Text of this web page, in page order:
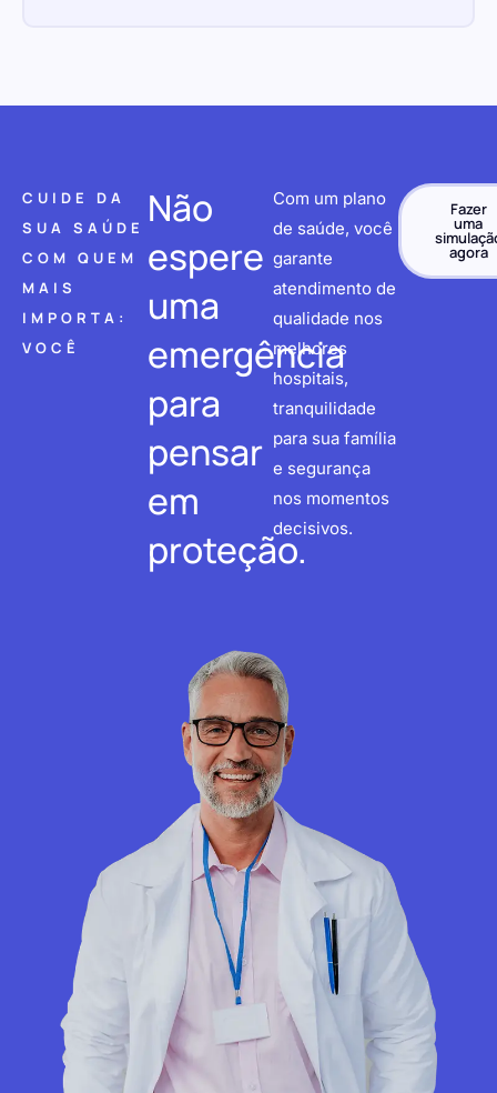
CUIDE DA
SUA SAÚDE
COM QUEM
MAIS
IMPORTA:
VOCÊ
Não
espere
uma
emergência
para
pensar
em
proteção.
Com um plano
de saúde, você
garante
atendimento de
qualidade nos
melhores
hospitais,
tranquilidade
para sua família
e segurança
nos momentos
decisivos.
Fazer
uma
agora